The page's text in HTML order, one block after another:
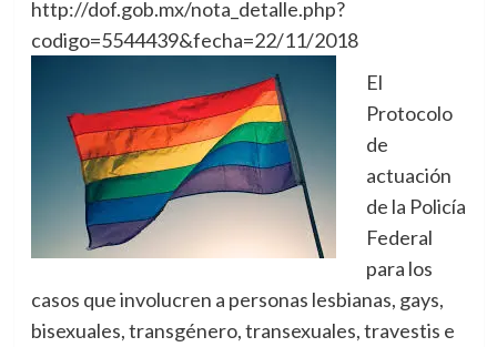
http://dof.gob.mx/nota_detalle.php?
codigo=5544439&fecha=22/11/2018
El
Protocolo
de
actuación
de la Policía
Federal
para los
casos que involucren a personas lesbianas, gays,
bisexuales, transgénero, transexuales, travestis e